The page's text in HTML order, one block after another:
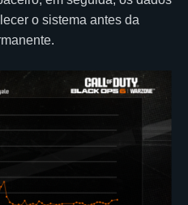
o sistema antes da